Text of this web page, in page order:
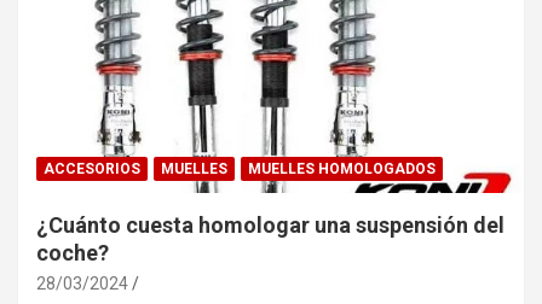
ACCESORIOS MUELLES MUELLES HOMOLOGADOS
¿Cuánto cuesta homologar una suspensión del
coche?
28/03/2024